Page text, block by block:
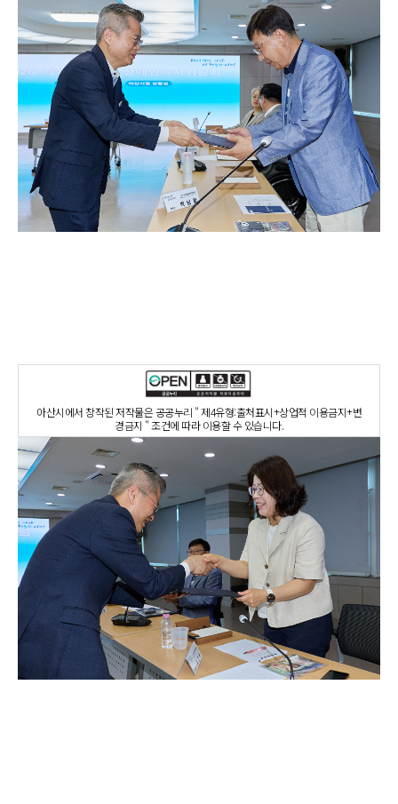
아산시에서 창작된 저작물은 공공누리 " 제4유형:출처표시+상업적 이용금지+변
경금지 " 조건에 따라 이용할 수 있습니다.